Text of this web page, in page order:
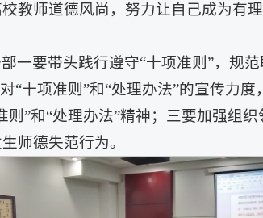
教师道德风尚，努力让自己成为有
一要带头践行遵守“十项准则”，规
“十项准则”和“处理办法”的宣传力
则”和“处理办法”精神；三要加强组
师德失范行为。